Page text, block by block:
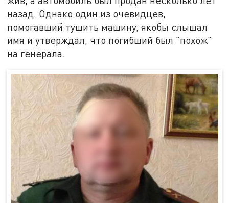
назад. Однако один из очевидцев,
помогавший тушить машину, якобы слышал
имя и утверждал, что погибший был "похож"
на генерала.